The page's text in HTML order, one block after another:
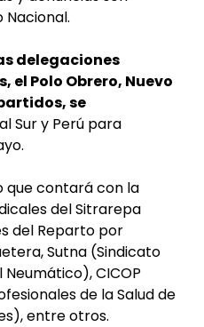
delegaciones
el Polo Obrero, Nuevo
se
Sur y Perú para
que contará con la
del Sitrarepa
del Reparto por
Sutna (Sindicato
CICOP
de la Salud de
entre otros.